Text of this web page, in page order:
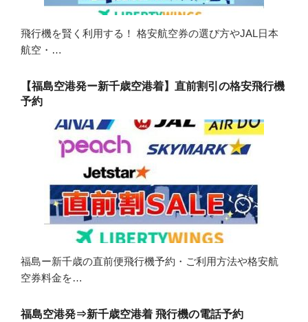
飛行機を賢く利用する！ 格安航空券の選び方やJAL日本
航空・…
【福島空港発ー新千歳空港着】直前割引の格安飛行機
予約
福島ー新千歳の直前便飛行機予約・ご利用方法や格安航
空券料金を…
福島空港発⇒新千歳空港着 飛行機の電話予約